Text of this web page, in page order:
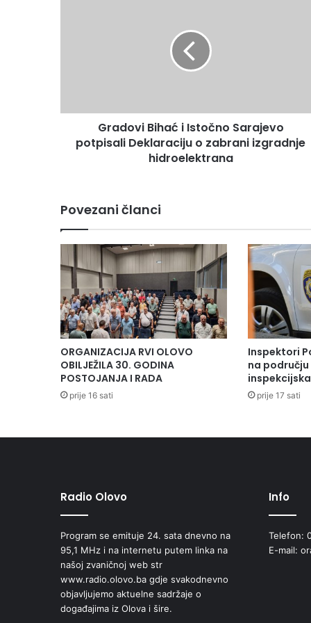
zabrani
izgradnje
hidroelektrana
Gradovi Bihać i Istočno Sarajevo
potpisali Deklaraciju o zabrani izgradnje
hidroelektrana
Povezani članci
ORGANIZACIJA RVI OLOVO
OBILJEŽILA 30. GODINA
POSTOJANJA I RADA
prije 16 sati
Inspektori
na području
prije 17 sati
Radio Olovo
Program se emituje 24. sata dnevno na
95,1 MHz i na internetu putem linka na
našoj zvaničnoj web str
www.radio.olovo.ba gdje svakodnevno
objavljujemo aktuelne sadržaje o
događajima iz Olova i šire.
Info
Telefon:
E-mail: